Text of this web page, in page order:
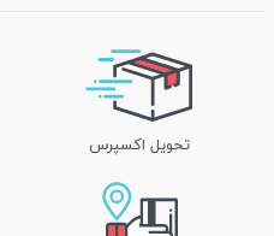
تحویل اکسپرس